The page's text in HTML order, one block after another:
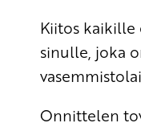
Kiitos
sinulle, joka
Onnittelen